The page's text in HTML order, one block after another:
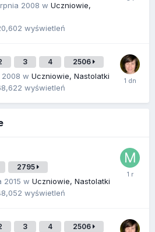
2008 w Uczniowie,
wyświetleń
3 4 2506
w Uczniowie, Nastolatki
wyświetleń
2795
2015 w Uczniowie, Nastolatki
wyświetleń
3 4 2506